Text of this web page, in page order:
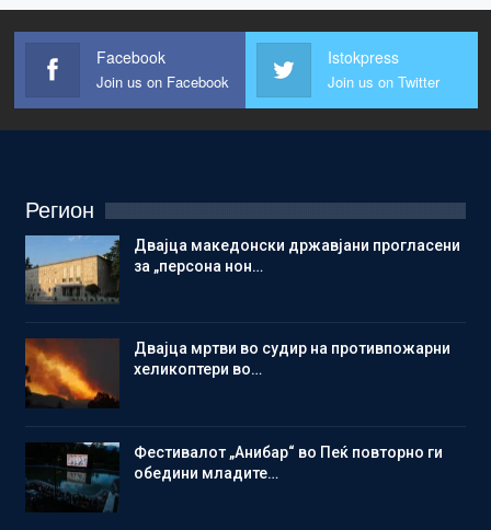
Facebook
Join us on Facebook
Istokpress
Join us on Twitter
Регион
Двајца македонски државјани прогласени
за „персона нон…
Двајца мртви во судир на противпожарни
хеликоптери во…
Фестивалот „Анибар“ во Пеќ повторно ги
обедини младите…